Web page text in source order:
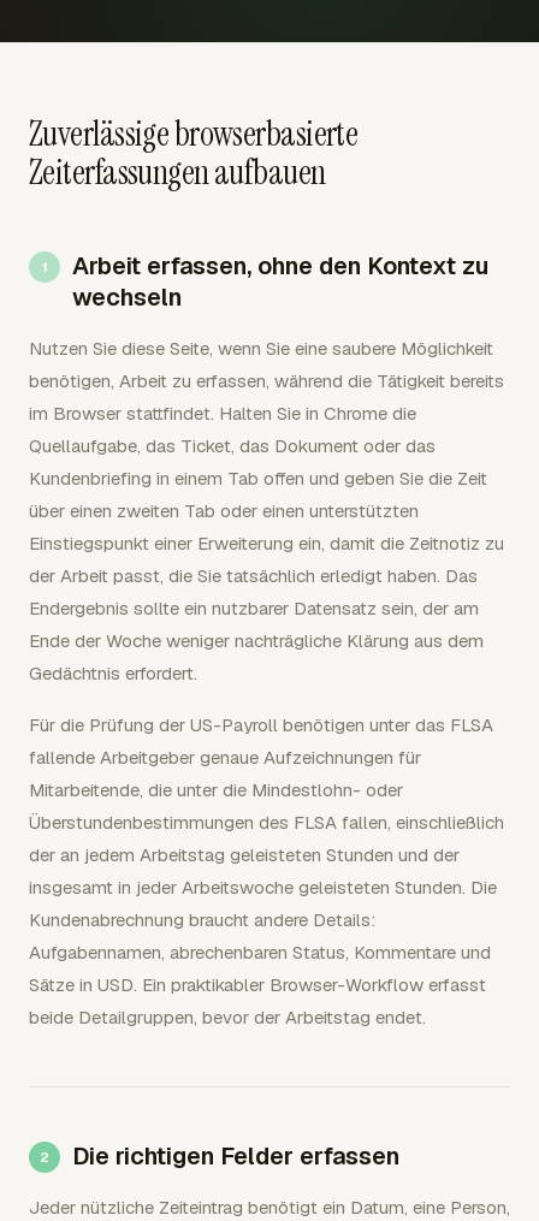
Zuverlässige browserbasierte
Zeiterfassungen aufbauen
Arbeit erfassen, ohne den Kontext zu
wechseln
Nutzen Sie diese Seite, wenn Sie eine saubere Möglichkeit
benötigen, Arbeit zu erfassen, während die Tätigkeit bereits
im Browser stattfindet. Halten Sie in Chrome die
Quellaufgabe, das Ticket, das Dokument oder das
Kundenbriefing in einem Tab offen und geben Sie die Zeit
über einen zweiten Tab oder einen unterstützten
Einstiegspunkt einer Erweiterung ein, damit die Zeitnotiz zu
der Arbeit passt, die Sie tatsächlich erledigt haben. Das
Endergebnis sollte ein nutzbarer Datensatz sein, der am
Ende der Woche weniger nachträgliche Klärung aus dem
Gedächtnis erfordert.
Für die Prüfung der US-Payroll benötigen unter das FLSA
fallende Arbeitgeber genaue Aufzeichnungen für
Mitarbeitende, die unter die Mindestlohn- oder
Überstundenbestimmungen des FLSA fallen, einschließlich
der an jedem Arbeitstag geleisteten Stunden und der
insgesamt in jeder Arbeitswoche geleisteten Stunden. Die
Kundenabrechnung braucht andere Details:
Aufgabennamen, abrechenbaren Status, Kommentare und
Sätze in USD. Ein praktikabler Browser-Workflow erfasst
beide Detailgruppen, bevor der Arbeitstag endet.
Die richtigen Felder erfassen
Jeder nützliche Zeiteintrag benötigt ein Datum, eine Person,